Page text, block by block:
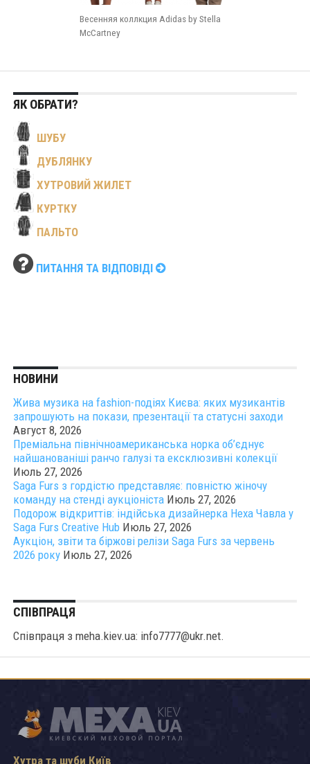
Весенняя коллкция Adidas by Stella
McCartney
ЯК ОБРАТИ?
ШУБУ
ДУБЛЯНКУ
ХУТРОВИЙ ЖИЛЕТ
КУРТКУ
ПАЛЬТО
ПИТАННЯ ТА ВІДПОВІДІ
НОВИНИ
Жива музика на fashion-подіях Києва: яких музикантів
запрошують на покази, презентації та статусні заходи
Август 8, 2026
Преміальна північноамериканська норка об’єднує
найшанованіші ранчо галузі та ексклюзивні колекції
Июль 27, 2026
Saga Furs з гордістю представляє: повністю жіночу
команду на стенді аукціоніста Июль 27, 2026
Подорож відкриттів: індійська дизайнерка Неха Чавла у
Saga Furs Creative Hub Июль 27, 2026
Аукціон, звіти та біржові релізи Saga Furs за червень
2026 року Июль 27, 2026
СПІВПРАЦЯ
Співпраця з meha.kiev.ua: info7777@ukr.net.
Хутра та шуби Київ